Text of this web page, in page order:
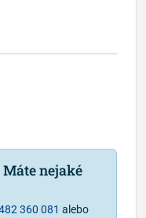
nejaké
360 081 alebo